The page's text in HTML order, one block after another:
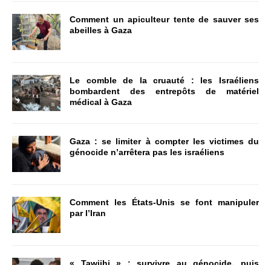
Comment un apiculteur tente de sauver ses
abeilles à Gaza
Le comble de la cruauté : les Israéliens
bombardent des entrepôts de matériel
médical à Gaza
Gaza : se limiter à compter les victimes du
génocide n’arrêtera pas les israéliens
Comment les États-Unis se font manipuler
par l’Iran